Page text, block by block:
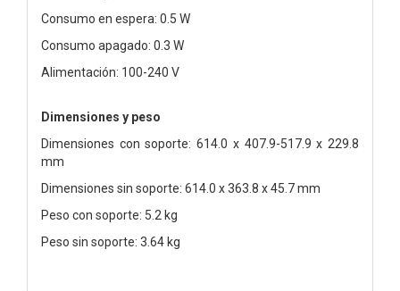
Consumo en espera: 0.5 W
Consumo apagado: 0.3 W
Alimentación: 100-240 V
Dimensiones y peso
Dimensiones con soporte: 614.0 x 407.9-517.9 x 229.8
mm
Dimensiones sin soporte: 614.0 x 363.8 x 45.7 mm
Peso con soporte: 5.2 kg
Peso sin soporte: 3.64 kg